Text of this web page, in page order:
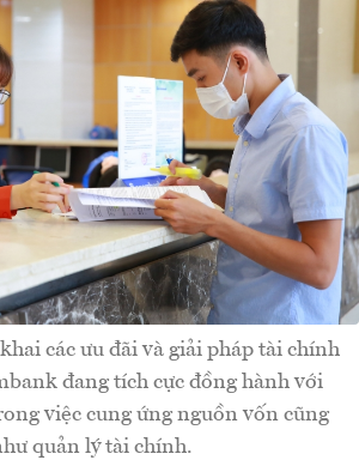
các ưu đãi và giải pháp tài chính
đang tích cực đồng hành với
việc cung ứng nguồn vốn cũng
quản lý tài chính.